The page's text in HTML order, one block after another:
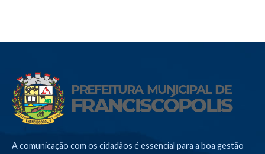
A comunicação com os cidadãos é essencial para a boa gestão